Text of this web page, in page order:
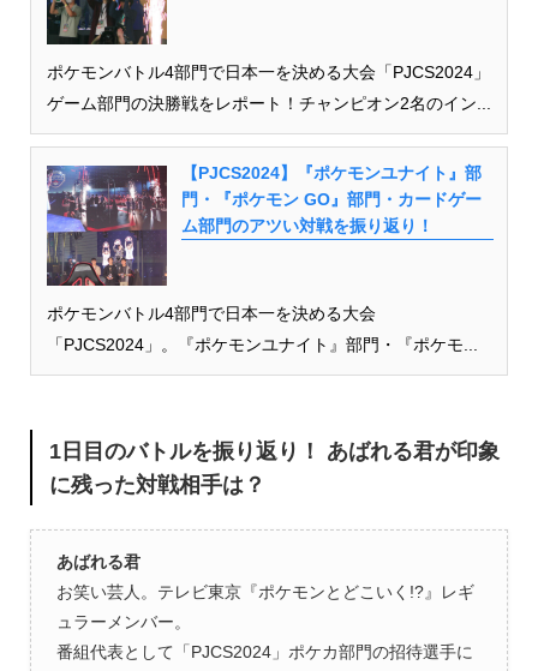
ポケモンバトル4部門で日本一を決める大会「PJCS2024」
ゲーム部門の決勝戦をレポート！チャンピオン2名のイン...
【PJCS2024】『ポケモンユナイト』部
門・『ポケモン GO』部門・カードゲー
ム部門のアツい対戦を振り返り！
ポケモンバトル4部門で日本一を決める大会
「PJCS2024」。『ポケモンユナイト』部門・『ポケモ...
1日目のバトルを振り返り！ あばれる君が印象
に残った対戦相手は？
あばれる君
お笑い芸人。テレビ東京『ポケモンとどこいく!?』レギ
ュラーメンバー。
番組代表として「PJCS2024」ポケカ部門の招待選手に